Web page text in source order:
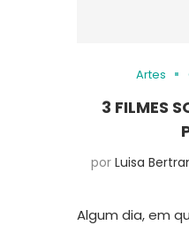
Artes
3 FILMES
por Luisa
Algum dia, em